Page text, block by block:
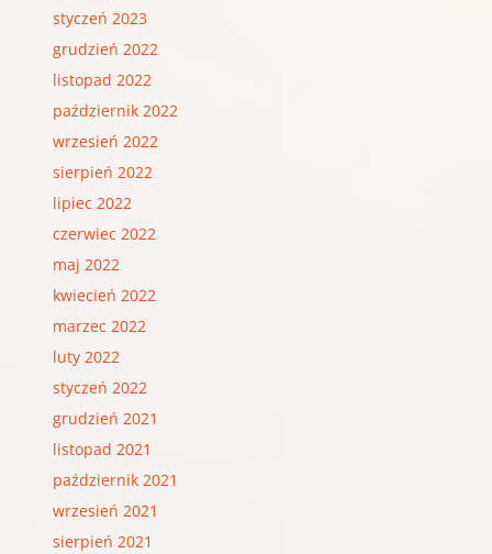
styczeń 2023
grudzień 2022
listopad 2022
październik 2022
wrzesień 2022
sierpień 2022
lipiec 2022
czerwiec 2022
maj 2022
kwiecień 2022
marzec 2022
luty 2022
styczeń 2022
grudzień 2021
listopad 2021
październik 2021
wrzesień 2021
sierpień 2021